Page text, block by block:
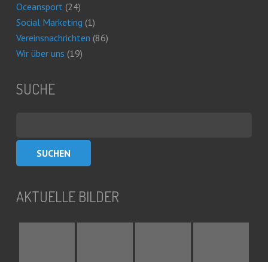
Oceansport(24)
Social Marketing (1)
Vereinsnachrichten (86)
Wir über uns (19)
SUCHE
AKTUELLE BILDER